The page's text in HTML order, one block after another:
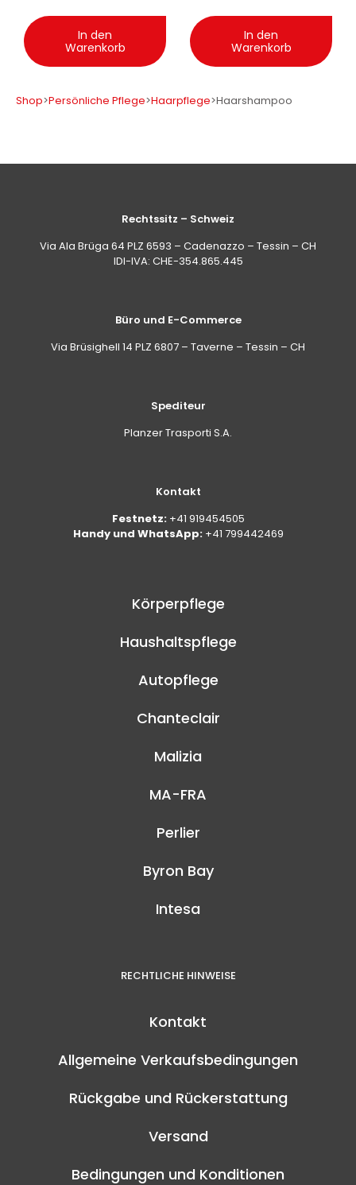
In den
Warenkorb
In den
Warenkorb
Shop>Persönliche Pflege>Haarpflege>Haarshampoo
Rechtssitz – Schweiz
Via Ala Brüga 64 PLZ 6593 – Cadenazzo – Tessin – CH
IDI-IVA: CHE-354.865.445
Büro und E-Commerce
Via Brüsighell 14 PLZ 6807 – Taverne – Tessin – CH
Spediteur
Planzer Trasporti S.A.
Kontakt
Festnetz: +41 919454505
Handy und WhatsApp: +41 799442469
Körperpflege
Haushaltspflege
Autopflege
Chanteclair
Malizia
MA-FRA
Perlier
Byron Bay
Intesa
RECHTLICHE HINWEISE
Kontakt
Allgemeine Verkaufsbedingungen
Rückgabe und Rückerstattung
Versand
Bedingungen und Konditionen